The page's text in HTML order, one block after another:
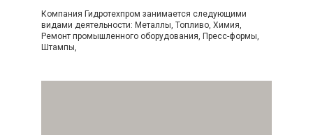
Компания Гидротехпром занимается следующими
видами деятельности: Металлы, Топливо, Химия,
Ремонт промышленного оборудования, Пресс-формы,
Штампы,